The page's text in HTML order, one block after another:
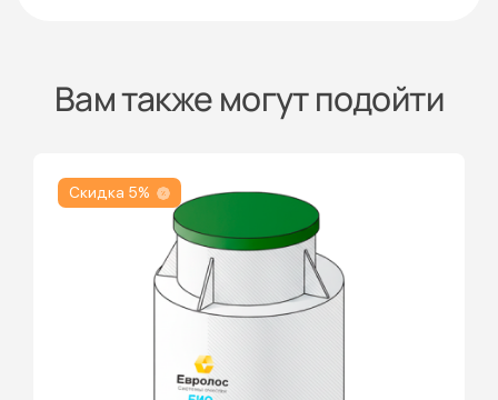
Вам также могут подойти
Скидка 5%